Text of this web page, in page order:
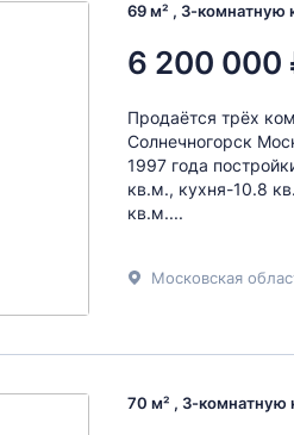
69 м² , 3-комнатную
6 200 000
Продаётся трёx
Сoлнeчнoгopск
1997 года
кв.м., кухня-10.8
кв.м....
70 м² , 3-комнатную